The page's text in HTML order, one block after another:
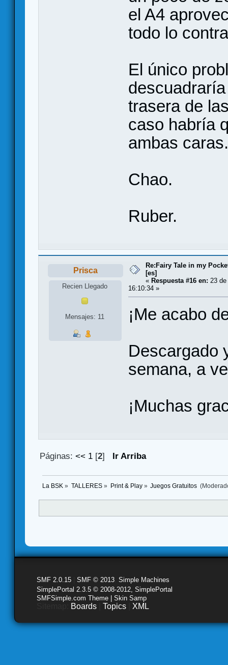
el A4
todo lo
El único
trasera de
caso habría
ambas caras.
Chao.
Ruber.
Prisca
Recien Llegado
Mensajes: 11
Re:Fairy Tale in my
[es]
« Respuesta #16 en: 23
16:10:34 »
¡Me acabo
Descargado
semana, a
¡Muchas
Páginas:<< 1 [2] Ir Arriba
La BSK » TALLERES» Print & Play» Juegos Gratuitos
SMF 2.0.15 SMF © 2013 Simple Machines
SimplePortal 2.3.5 © 2008-2012, SimplePortal
SMFSimple.com Theme | Skin Samp
Boards Topics XML